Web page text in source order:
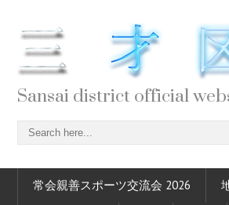
Sansai district official
常会親善スポーツ交流会 2026